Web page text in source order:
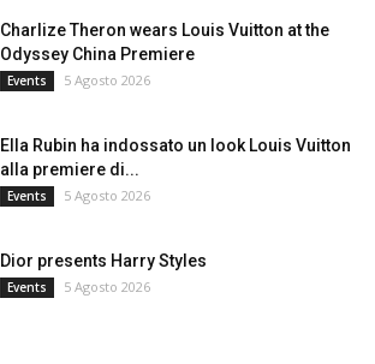
Charlize Theron wears Louis Vuitton at the
Odyssey China Premiere
Events 5 Agosto 2026
Ella Rubin ha indossato un look Louis Vuitton
alla premiere di...
Events 5 Agosto 2026
Dior presents Harry Styles
Events 5 Agosto 2026